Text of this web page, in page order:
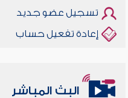
تسجيل عضو جديد
إعادة تفعيل حساب
البث المباشر